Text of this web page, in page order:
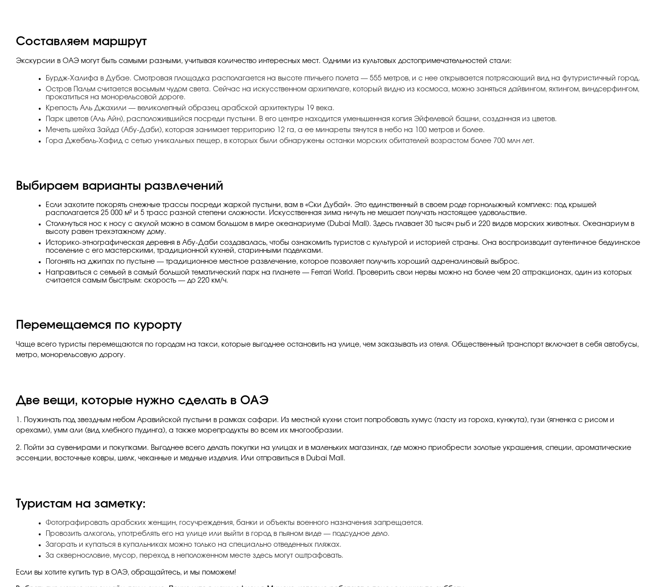
Составляем маршрут
Экскурсии в ОАЭ могут быть самыми разными, учитывая количество интересных мест. Одними из культовых достопримечательностей стали:
Бурдж-Халифа в Дубае. Смотровая площадка располагается на высоте птичьего полета — 555 метров, и с нее открывается потрясающий вид на футуристичный город.
Остров Пальм считается восьмым чудом света. Сейчас на искусственном архипелаге, который видно из космоса, можно заняться дайвингом, яхтингом, виндсерфингом,
прокатиться на монорельсовой дороге.
Крепость Аль Джахили — великолепный образец арабской архитектуры 19 века.
Парк цветов (Аль Айн), расположившийся посреди пустыни. В его центре находится уменьшенная копия Эйфелевой башни, созданная из цветов.
Мечеть шейха Зайда (Абу-Даби), которая занимает территорию 12 га, а ее минареты тянутся в небо на 100 метров и более.
Гора Джебель-Хафид с сетью уникальных пещер, в которых были обнаружены останки морских обитателей возрастом более 700 млн лет.
Выбираем варианты развлечений
Если захотите покорять снежные трассы посреди жаркой пустыни, вам в «Ски Дубай». Это единственный в своем роде горнолыжный комплекс: под крышей
располагается 25 000 м² и 5 трасс разной степени сложности. Искусственная зима ничуть не мешает получать настоящее удовольствие.
Столкнуться нос к носу с акулой можно в самом большом в мире океанариуме (Dubai Mall). Здесь плавает 30 тысяч рыб и 220 видов морских животных. Океанариум в
высоту равен трехэтажному дому.
Историко-этнографическая деревня в Абу-Даби создавалась, чтобы ознакомить туристов с культурой и историей страны. Она воспроизводит аутентичное бедуинское
поселение с его мастерскими, традиционной кухней, старинными поделками.
Погонять на джипах по пустыне — традиционное местное развлечение, которое позволяет получить хороший адреналиновый выброс.
Направиться с семьей в самый большой тематический парк на планете — Ferrari World. Проверить свои нервы можно на более чем 20 аттракционах, один из которых
считается самым быстрым: скорость — до 220 км/ч.
Перемещаемся по курорту
Чаще всего туристы перемещаются по городам на такси, которые выгоднее остановить на улице, чем заказывать из отеля. Общественный транспорт включает в себя автобусы,
метро, монорельсовую дорогу.
Две вещи, которые нужно сделать в ОАЭ
1. Поужинать под звездным небом Аравийской пустыни в рамках сафари. Из местной кухни стоит попробовать хумус (пасту из гороха, кунжута), гузи (ягненка с рисом и
орехами), умм али (вид хлебного пудинга), а также морепродукты во всем их многообразии.
2. Пойти за сувенирами и покупками. Выгоднее всего делать покупки на улицах и в маленьких магазинах, где можно приобрести золотые украшения, специи, ароматические
эссенции, восточные ковры, шелк, чеканные и медные изделия. Или отправиться в Dubai Mall.
Туристам на заметку:
Фотографировать арабских женщин, госучреждения, банки и объекты военного назначения запрещается.
Провозить алкоголь, употреблять его на улице или выйти в город в пьяном виде — подсудное дело.
Загорать и купаться в купальниках можно только на специально отведенных пляжах.
За сквернословие, мусор, переход в неположенном месте здесь могут оштрафовать.
Если вы хотите купить тур в ОАЭ, обращайтесь, и мы поможем!